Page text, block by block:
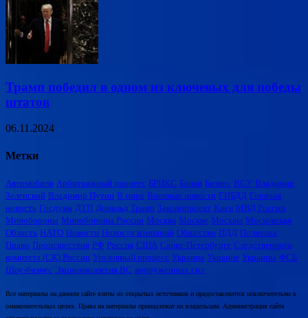
Трамп победил в одном из ключевых для победы
штатов
06.11.2024
Метки
Автомобили Арбитражный процесс БРИКС Банки Бизнес ВСУ Владимир
Зеленский Владимир Путин В мире Военные новости ГИБДД Горячая
новость Госдума ДТП Дональд Трамп Законопроект Киев МВД России
Минобороны Минобороны России Москва Москве Москвы Московская
Область НАТО Новости Новости компаний Общество ПДД Политика
Право Происшествия РФ Россия США Санкт-Петербурге Следственного
комитета (СК) России Уголовный процесс Украина Украине Украины ФСБ
Шоу-бизнес Экономколлегия ВС вооруженных сил
Все материалы на данном сайте взяты из открытых источников и предоставляются исключительно в
ознакомительных целях. Права на материалы принадлежат их владельцам. Администрация сайта